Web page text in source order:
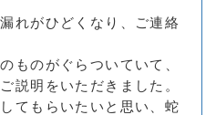
れがひどくなり、ご連絡
ものがぐらついていて、
説明をいただきました。
てもらいたいと思い、蛇